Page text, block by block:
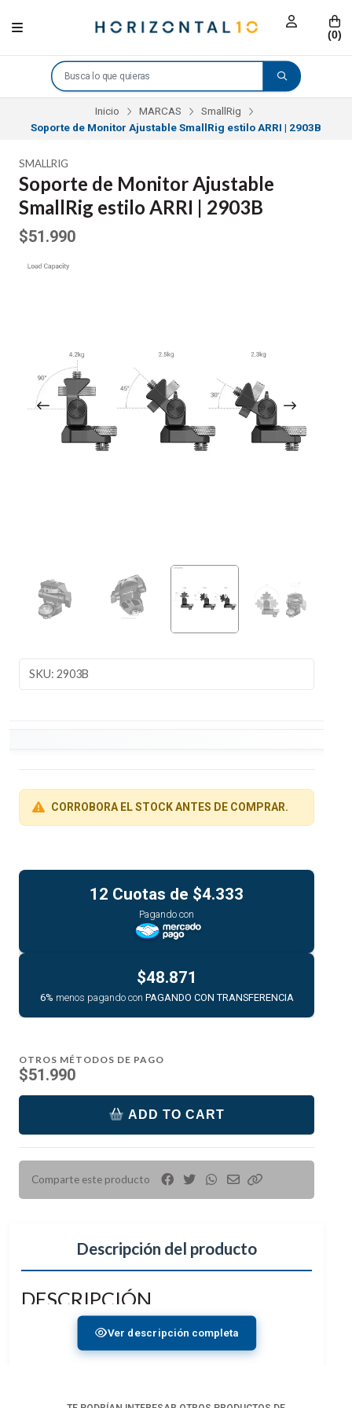
(0)
Inicio MARCAS
SmallRig
Soporte de Monitor Ajustable SmallRig estilo ARRI | 2903B
SMALLRIG
Soporte de Monitor Ajustable
SmallRig estilo ARRI | 2903B
$51.990
SKU: 2903B
CORROBORA EL STOCK ANTES DE COMPRAR.
12 Cuotas de $4.333
Pagando con
$48.871
6% menos pagando con PAGANDO CON TRANSFERENCIA
OTROS MÉTODOS DE PAGO
$51.990
ADD TO CART
Comparte este producto
Descripción del producto
DESCRIPCIÓN
Gira 360° / Inclina 180°.
Montaje tipo ARRI anti-rotación.
Ver descripción completa